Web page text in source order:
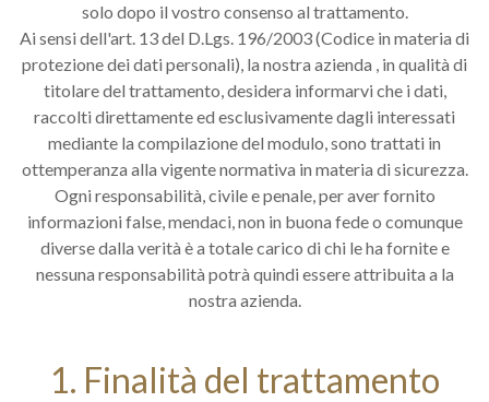
solo dopo il vostro consenso al trattamento.
Ai sensi dell'art. 13 del D.Lgs. 196/2003 (Codice in materia di
protezione dei dati personali), la nostra azienda , in qualità di
titolare del trattamento, desidera informarvi che i dati,
raccolti direttamente ed esclusivamente dagli interessati
mediante la compilazione del modulo, sono trattati in
ottemperanza alla vigente normativa in materia di sicurezza.
Ogni responsabilità, civile e penale, per aver fornito
informazioni false, mendaci, non in buona fede o comunque
diverse dalla verità è a totale carico di chi le ha fornite e
nessuna responsabilità potrà quindi essere attribuita a la
nostra azienda.
1. Finalità del trattamento